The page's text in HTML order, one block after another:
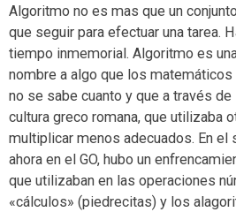
Algoritmo no es mas que un
que seguir para efectuar una tarea.
tiempo inmemorial. Algoritmo es
nombre a algo que los
no se sabe cuanto y que a través
cultura greco romana, que utilizaba
multiplicar menos adecuados. En el
ahora en el GO, hubo un
que utilizaban en las operaciones
«cálculos» (piedrecitas) y los